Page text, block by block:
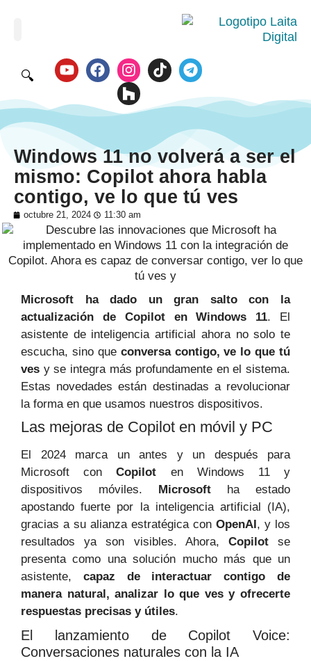
🔍
Windows 11 no volverá a ser el
mismo: Copilot ahora habla
contigo, ve lo que tú ves
octubre 21, 2024 11:30 am
Microsoft ha dado un gran salto con la
actualización de Copilot en Windows 11. El
asistente de inteligencia artificial ahora no solo te
escucha, sino que conversa contigo, ve lo que tú
ves y se integra más profundamente en el sistema.
Estas novedades están destinadas a revolucionar
la forma en que usamos nuestros dispositivos.
Las mejoras de Copilot en móvil y PC
El 2024 marca un antes y un después para
Microsoft conCopilot en Windows 11 y
dispositivos móviles.
Microsoft ha estado
apostando fuerte por la inteligencia artificial (IA),
gracias a su alianza estratégica con OpenAI , y los
resultados ya son visibles. Ahora, Copilotse
presenta como una solución mucho más que un
asistente, capaz de interactuar contigo de
manera natural, analizar lo que ves y ofrecerte
respuestas precisas y útiles.
El lanzamiento de Copilot Voice:
Conversaciones naturales con la IA